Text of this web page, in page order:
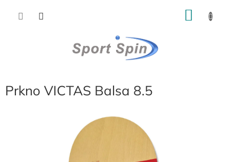
Prkno VICTAS Balsa 8.5